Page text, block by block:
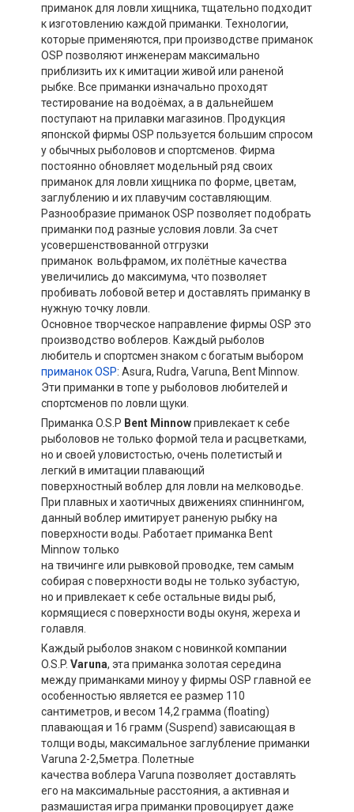
приманок для ловли хищника, тщательно подходит
к изготовлению каждой приманки. Технологии,
которые применяются, при производстве приманок
OSP позволяют инженерам максимально
приблизить их к имитации живой или раненой
рыбке. Все приманки изначально проходят
тестирование на водоёмах, а в дальнейшем
поступают на прилавки магазинов. Продукция
японской фирмы OSP пользуется большим спросом
у обычных рыболовов и спортсменов. Фирма
постоянно обновляет модельный ряд своих
приманок для ловли хищника по форме, цветам,
заглублению и их плавучим составляющим.
Разнообразие приманок OSP позволяет подобрать
приманки под разные условия ловли. За счет
усовершенствованной отгрузки
приманок вольфрамом, их полётные качества
увеличились до максимума, что позволяет
пробивать лобовой ветер и доставлять приманку в
нужную точку ловли.
Основное творческое направление фирмы OSP это
производство воблеров. Каждый рыболов
любитель и спортсмен знаком с богатым выбором
приманок OSP: Asura, Rudra, Varuna, Bent Minnow.
Эти приманки в топе у рыболовов любителей и
спортсменов по ловли щуки.
Приманка O.S.P Bent Minnowпривлекает к себе
рыболовов не только формой тела и расцветками,
но и своей уловистостью, очень полетистый и
легкий в имитации плавающий
поверхностный воблер для ловли на мелководье.
При плавных и хаотичных движениях спиннингом,
данный воблер имитирует раненую рыбку на
поверхности воды. Работает приманка Bent
Minnow только
на твичинге или рывковой проводке, тем самым
собирая с поверхности воды не только зубастую,
но и привлекает к себе остальные виды рыб,
кормящиеся с поверхности воды окуня, жереха и
голавля.
Каждый рыболов знаком с новинкой компании
O.S.P. Varuna, эта приманка золотая середина
между приманками миноу у фирмы OSP главной ее
особенностью является ее размер 110
сантиметров, и весом 14,2 грамма (floating)
плавающая и 16 грамм (Suspend) зависающая в
толщи воды, максимальное заглубление приманки
Varuna 2-2,5метра. Полетные
качества воблера Varuna позволяет доставлять
его на максимальные расстояния, а активная и
размашистая игра приманки провоцирует даже